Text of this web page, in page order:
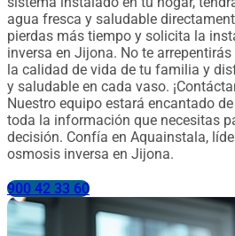
agua fresca y saludable
pierdas más tiempo y solicita la
inversa en Jijona. No te
la calidad de vida de tu familia y
y saludable en cada vaso.
Nuestro equipo estará encantado
toda la información que necesitas
decisión. Confía en Aquainstala,
osmosis inversa en Jijona.
900 42 33 60